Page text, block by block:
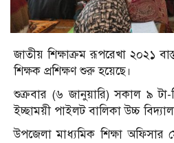
জাতীয় শিক্ষাক্রম রূপরেখা ২০২১
শিক্ষক প্রশিক্ষণ শুরু হয়েছে।
শুক্রবার (৬ জানুয়ারি) সকাল ৯ টা-
ইচ্ছাময়ী পাইলট বালিকা উচ্চ
উপজেলা মাধ্যমিক শিক্ষা